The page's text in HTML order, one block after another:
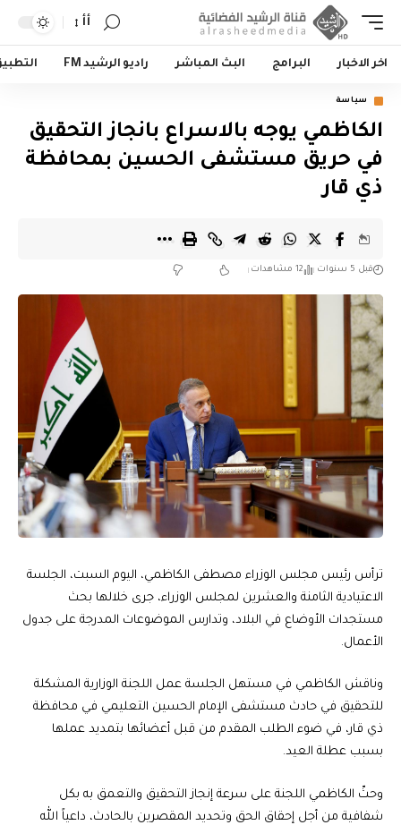
أأ
اخر الاخبار البرامج البث المباشر راديو الرشيد FM
سياسة
الكاظمي يوجه بالاسراع بانجاز التحقيق
في حريق مستشفى الحسين بمحافظة
ذي قار
قبل 5 سنوات 12 مشاهدات
ترأس رئيس مجلس الوزراء مصطفى الكاظمي، اليوم السبت، الجلسة
الاعتيادية الثامنة والعشرين لمجلس الوزراء، جرى خلالها بحث
مستجدات الأوضاع في البلاد، وتدارس الموضوعات المدرجة على جدول
الأعمال.
وناقش الكاظمي في مستهل الجلسة عمل اللجنة الوزارية المشكلة
للتحقيق في حادث مستشفى الإمام الحسين التعليمي في محافظة
ذي قار، في ضوء الطلب المقدم من قبل أعضائها بتمديد عملها
بسبب عطلة العيد.
وحثّ الكاظمي اللجنة على سرعة إنجاز التحقيق والتعمق به بكل
شفافية من أجل إحقاق الحق وتحديد المقصرين بالحادث، داعياً الله